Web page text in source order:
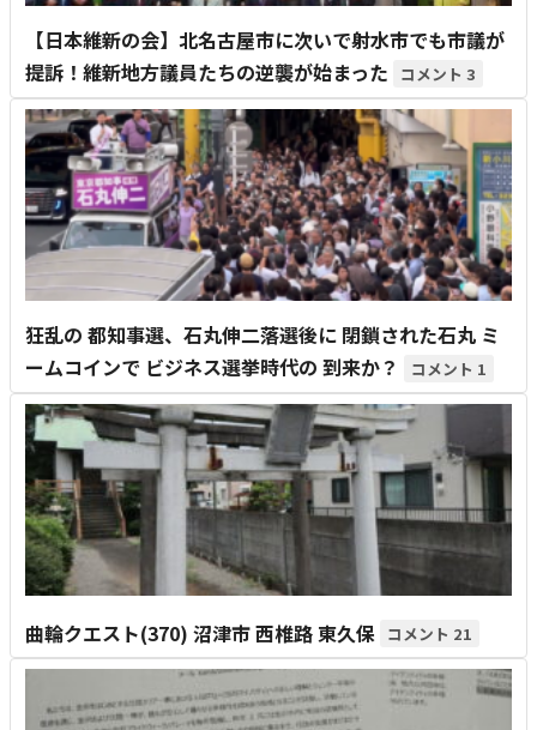
【日本維新の会】北名古屋市に次いで射水市でも市議が
提訴！維新地方議員たちの逆襲が始まった
3
狂乱の 都知事選、石丸伸二落選後に 閉鎖された石丸 ミ
ームコインで ビジネス選挙時代の 到来か？
1
曲輪クエスト(370) 沼津市 西椎路 東久保 21